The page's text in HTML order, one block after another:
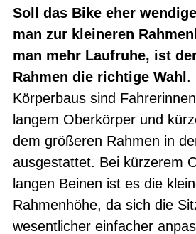
Soll das Bike eher
man zur kleineren
man mehr Laufruhe, ist
Rahmen die richtige Wahl .
Körperbaus sind
langem Oberkörper und
dem größeren Rahmen in
ausgestattet. Bei kürzerem
langen Beinen ist es die
Rahmenhöhe, da sich die
wesentlicher einfacher